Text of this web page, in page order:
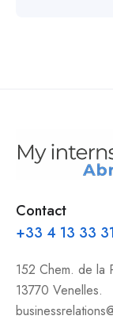
Contact
+33 4 13 33
152 Chem. de la
13770 Venelles.